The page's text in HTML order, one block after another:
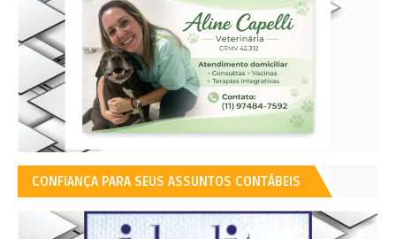
CONFIANÇA PARA SEUS ASSUNTOS CONTÁBEIS